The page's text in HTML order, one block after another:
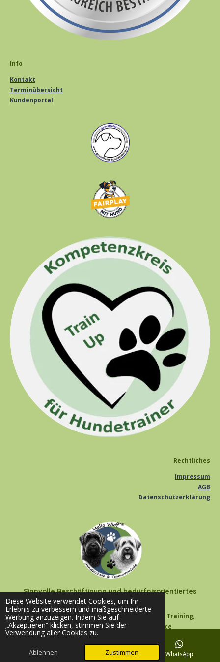
Diese Website verwendet Cookies, um Ihr
Erlebnis zu verbessern und maßgeschneiderte
Werbung anzuzeigen. Indem Sie auf
„Akzeptieren“ klicken, stimmen Sie der
Verwendung aller Cookies zu.
Ablehnen Zustimmen
Info
Kontakt
Terminübersicht
Kundenportal
Rechtliches
Impressum
AGB
Datenschutzerklärung
Sinnvolle Beschäftigung und bedürfnisorientiertes
Hundetraining für deinen Hund
Hallo Wuff - Hundeschule & Teamschmiede * Training,
Auslastung & Beschäftigung in Balance
Mobile Hundeschule im Kreis Saarlouis - Nalbach - Saarwellingen -
Hülzweiler - Ensdorf - Fraulautern - Saarlouis - Felsberg - Beaumarais -
E-Mail Facebook WhatsApp